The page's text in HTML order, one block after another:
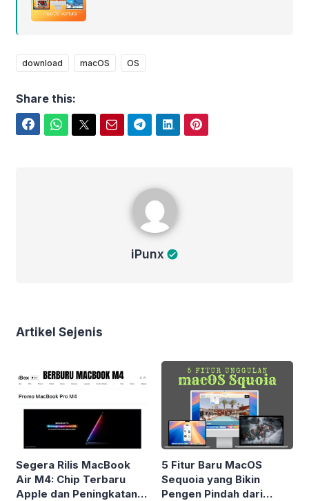
download macOS OS
Share this:
iPunx
Artikel Sejenis
Segera Rilis MacBook
Air M4: Chip Terbaru
Apple dan Peningkatan
5 Fitur Baru MacOS
Sequoia yang Bikin
Pengen Pindah dari